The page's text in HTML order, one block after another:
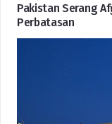
Pakistan Serang
Perbatasan